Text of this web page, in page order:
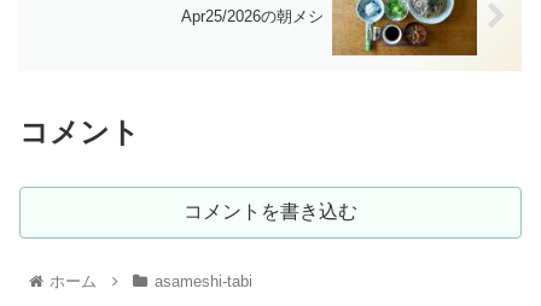
Apr25/2026の朝メシ
コメント
コメントを書き込む
ホーム asameshi-tabi